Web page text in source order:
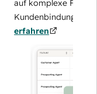
auf komplexe Fälle und
Kundenbindung
erfahren